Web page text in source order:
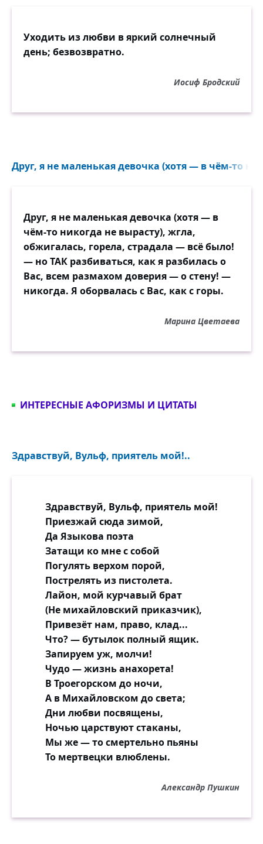
Уходить из любви в яркий солнечный
день; безвозвратно.
Иосиф Бродский
Друг, я не маленькая девочка (хотя — в чём-то
Друг, я не маленькая девочка (хотя — в
чём-то никогда не вырасту), жгла,
обжигалась, горела, страдала — всё было!
— но ТАК разбиваться, как я разбилась о
Вас, всем размахом доверия — о стену! —
никогда. Я оборвалась с Вас, как с горы.
Марина Цветаева
ИНТЕРЕСНЫЕ АФОРИЗМЫ И ЦИТАТЫ
Здравствуй, Вульф, приятель мой!..
Здравствуй, Вульф, приятель мой!
Приезжай сюда зимой,
Да Языкова поэта
Затащи ко мне с собой
Погулять верхом порой,
Пострелять из пистолета.
Лайон, мой курчавый брат
(Не михайловский приказчик),
Привезёт нам, право, клад...
Что? — бутылок полный ящик.
Запируем уж, молчи!
Чудо — жизнь анахорета!
В Троегорском до ночи,
А в Михайловском до света;
Дни любви посвящены,
Ночью царствуют стаканы,
Мы же — то смертельно пьяны
То мертвецки влюблены.
Александр Пушкин